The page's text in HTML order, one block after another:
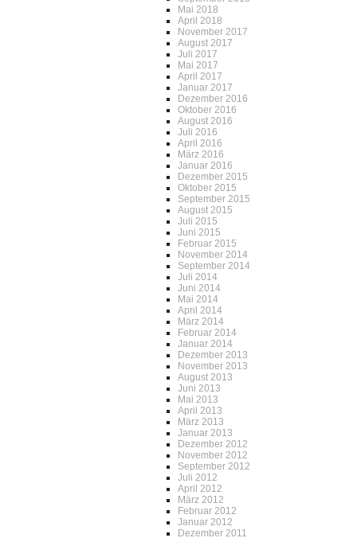
Mai 2018
April 2018
November 2017
August 2017
Juli 2017
Mai 2017
April 2017
Januar 2017
Dezember 2016
Oktober 2016
August 2016
Juli 2016
April 2016
März 2016
Januar 2016
Dezember 2015
Oktober 2015
September 2015
August 2015
Juli 2015
Juni 2015
Februar 2015
November 2014
September 2014
Juli 2014
Juni 2014
Mai 2014
April 2014
März 2014
Februar 2014
Januar 2014
Dezember 2013
November 2013
August 2013
Juni 2013
Mai 2013
April 2013
März 2013
Januar 2013
Dezember 2012
November 2012
September 2012
Juli 2012
April 2012
März 2012
Februar 2012
Januar 2012
Dezember 2011